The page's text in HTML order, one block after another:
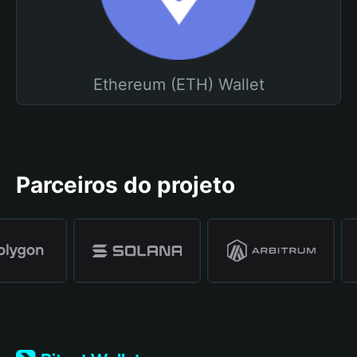
Ethereum (ETH) Wallet
Parceiros do projeto